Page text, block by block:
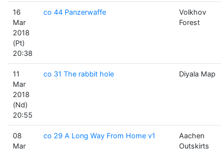
16
Mar
2018
(Pt)
20:38
co 44 Panzerwaffe
Volkhov
Forest
11
Mar
2018
(Nd)
20:55
co 31 The rabbit hole Diyala Map
08
Mar
co 29 A Long Way From Home v1
Aachen
Outskirts